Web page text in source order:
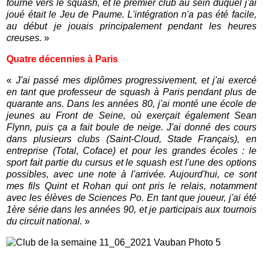
tourné vers le squash, et le premier club au sein duquel j'ai
joué était le Jeu de Paume. L'intégration n'a pas été facile,
au début je jouais principalement pendant les heures
creuses.»
Quatre décennies à Paris
« J'ai passé mes diplômes progressivement, et j'ai exercé
en tant que professeur de squash à Paris pendant plus de
quarante ans. Dans les années 80, j'ai monté une école de
jeunes au Front de Seine, où exerçait également Sean
Flynn, puis ça a fait boule de neige. J'ai donné des cours
dans plusieurs clubs (Saint-Cloud, Stade Français), en
entreprise (Total, Coface) et pour les grandes écoles : le
sport fait partie du cursus et le squash est l'une des options
possibles, avec une note à l'arrivée. Aujourd'hui, ce sont
mes fils Quint et Rohan qui ont pris le relais, notamment
avec les élèves de Sciences Po. En tant que joueur, j'ai été
1ère série dans les années 90, et je participais aux tournois
du circuit national. »